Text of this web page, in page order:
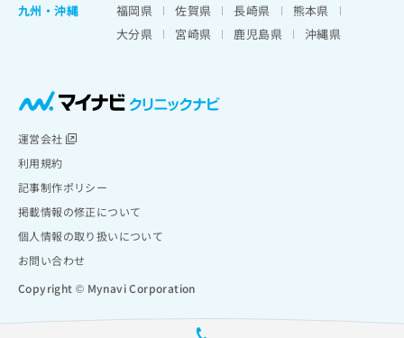
九州・沖縄
福岡県 佐賀県 長崎県
熊本県
大分県
宮崎県 鹿児島県 沖縄県
運営会社
利用規約
記事制作ポリシー
掲載情報の修正について
個人情報の取り扱いについて
お問い合わせ
Copyright © Mynavi Corporation